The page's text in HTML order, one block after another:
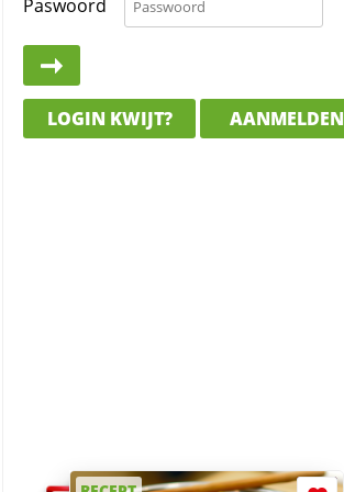
Paswoord
LOGIN KWIJT? AANMELDEN